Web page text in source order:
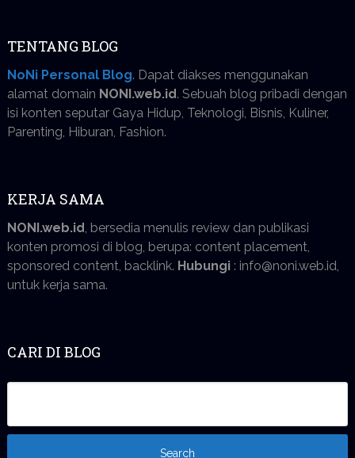
TENTANG BLOG
NoNi Personal Blog. Dapat diakses menggunakan
alamat domain NONI.web.id. Sebuah blog pribadi dengan
isi konten seputar Gaya Hidup, Teknologi, Bisnis, Kuliner,
Parenting, Hiburan, Fashion.
KERJA SAMA
NONI.web.id , bersedia menulis review dan publikasi
konten promosi di blog, berupa: content placement,
sponsored content, backlink. Hubungi: info@noni.web.id,
untuk kerja sama.
CARI DI BLOG